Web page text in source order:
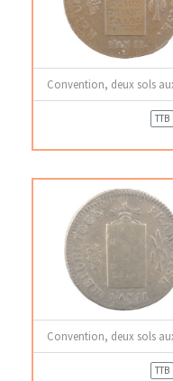
Convention, deux sols
TTB
Convention, deux sols
TTB